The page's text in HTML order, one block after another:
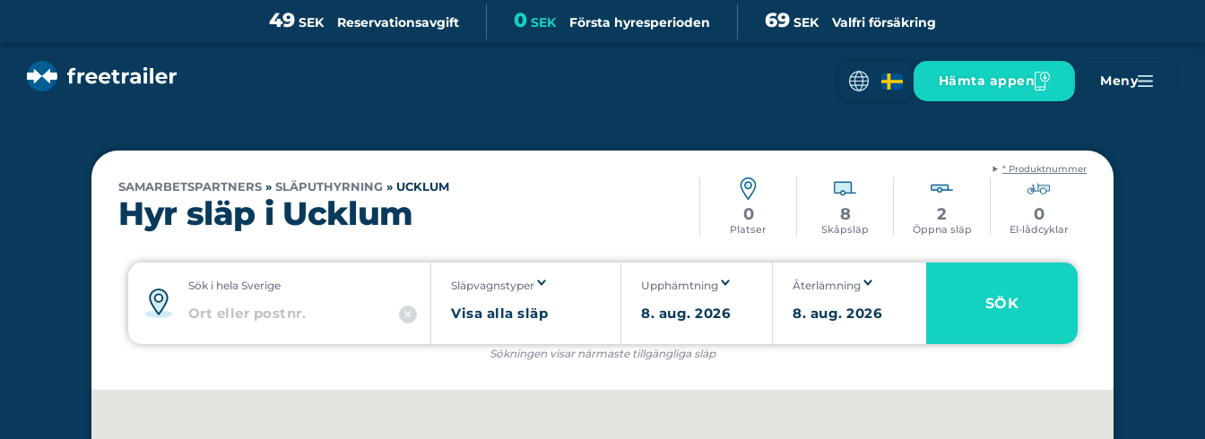
Reservationsavgift
49 SEK Första hyresperioden
0 SEK Valfri försäkring
69 SEK
Hämta appen Meny
* Produktnummer
SAMARBETSPARTNERS » SLÄPUTHYRNING » UCKLUM
Hyr släp i Ucklum 0
Platser
8
Skåpsläp
2
Öppna släp
0
El-lådcyklar
Sök i hela Sverige Släpvagnstyper Upphämtning Återlämning
SÖK
Sökningen visar närmaste tillgängliga släp